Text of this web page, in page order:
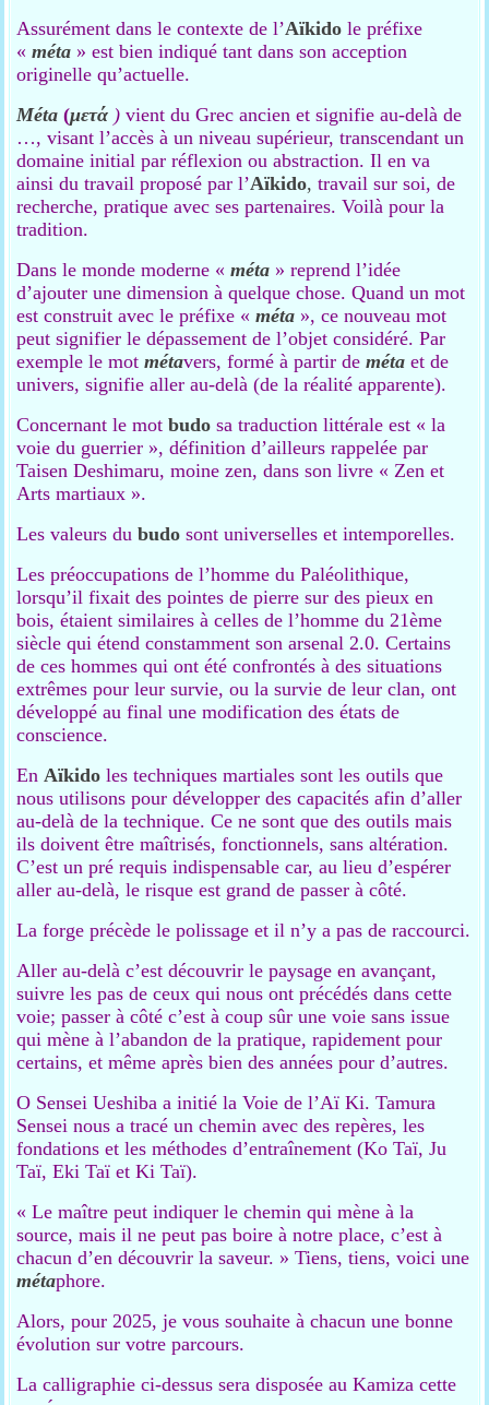
Assurément dans le contexte de l’Aïkido le préfixe
«méta » est bien indiqué tant dans son acception
originelle qu’actuelle.
Méta (μετά ) vient du Grec ancien et signifie au-delà de
…, visant l’accès à un niveau supérieur, transcendant un
domaine initial par réflexion ou abstraction. Il en va
ainsi du travail proposé par l’Aïkido, travail sur soi, de
recherche, pratique avec ses partenaires. Voilà pour la
tradition.
Dans le monde moderne «méta » reprend l’idée
d’ajouter une dimension à quelque chose. Quand un mot
est construit avec le préfixe « méta », ce nouveau mot
peut signifier le dépassement de l’objet considéré. Par
exemple le motmétavers, formé à partir deméta et de
univers, signifie aller au-delà (de la réalité apparente).
Concernant le motbudo sa traduction littérale est « la
voie du guerrier », définition d’ailleurs rappelée par
Taisen Deshimaru, moine zen, dans son livre « Zen et
Arts martiaux ».
Les valeurs dubudo sont universelles et intemporelles.
Les préoccupations de l’homme du Paléolithique,
lorsqu’il fixait des pointes de pierre sur des pieux en
bois, étaient similaires à celles de l’homme du 21ème
siècle qui étend constamment son arsenal 2.0. Certains
de ces hommes qui ont été confrontés à des situations
extrêmes pour leur survie, ou la survie de leur clan, ont
développé au final une modification des états de
conscience.
En Aïkido les techniques martiales sont les outils que
nous utilisons pour développer des capacités afin d’aller
au-delà de la technique. Ce ne sont que des outils mais
ils doivent être maîtrisés, fonctionnels, sans altération.
C’est un pré requis indispensable car, au lieu d’espérer
aller au-delà, le risque est grand de passer à côté.
La forge précède le polissage et il n’y a pas de raccourci.
Aller au-delà c’est découvrir le paysage en avançant,
suivre les pas de ceux qui nous ont précédés dans cette
voie; passer à côté c’est à coup sûr une voie sans issue
qui mène à l’abandon de la pratique, rapidement pour
certains, et même après bien des années pour d’autres.
O Sensei Ueshiba a initié la Voie de l’Aï Ki. Tamura
Sensei nous a tracé un chemin avec des repères, les
fondations et les méthodes d’entraînement (Ko Taï, Ju
Taï, Eki Taï et Ki Taï).
« Le maître peut indiquer le chemin qui mène à la
source, mais il ne peut pas boire à notre place, c’est à
chacun d’en découvrir la saveur. » Tiens, tiens, voici une
métaphore.
Alors, pour 2025, je vous souhaite à chacun une bonne
évolution sur votre parcours.
La calligraphie ci-dessus sera disposée au Kamiza cette